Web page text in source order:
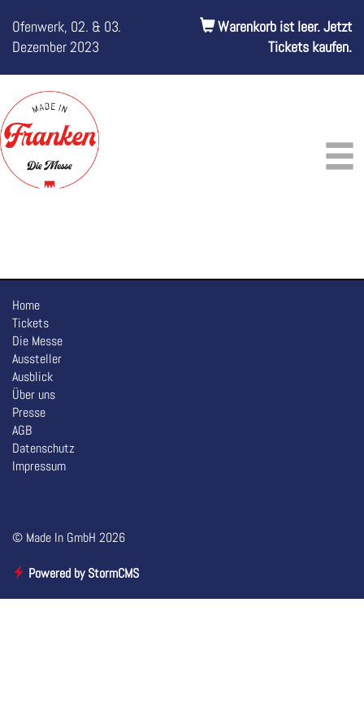
Ofenwerk, 02. & 03.
Dezember 2023
Warenkorb ist leer. Jetzt
Tickets kaufen.
Home
Tickets
Die Messe
Aussteller
Ausblick
Über uns
Presse
AGB
Datenschutz
Impressum
© Made In GmbH 2026
Powered by StormCMS